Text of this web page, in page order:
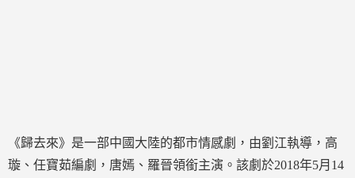
《歸去來》是一部中國大陸的都市情感劇，由劉江執導，高
璇、任寶茹編劇，唐嫣、羅晉領銜主演。該劇於2018年5月14